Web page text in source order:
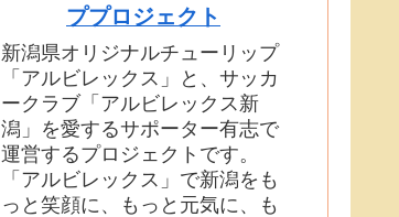
ププロジェクト
新潟県オリジナルチューリップ
「アルビレックス」と、サッカ
ークラブ「アルビレックス新
潟」を愛するサポーター有志で
運営するプロジェクトです。
「アルビレックス」で新潟をも
っと笑顔に、もっと元気に、も